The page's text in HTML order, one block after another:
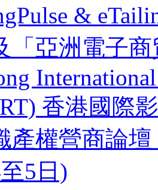
&
「亞洲電子商
香港國際
產權營商論壇
5日)